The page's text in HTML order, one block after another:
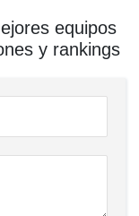
equipos
y rankings